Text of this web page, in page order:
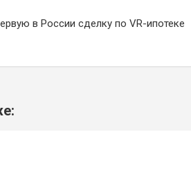
в России сделку по VR-ипотеке